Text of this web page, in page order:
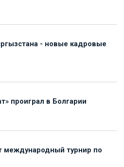
- новые кадровые
проиграл в Болгарии
международный турнир по